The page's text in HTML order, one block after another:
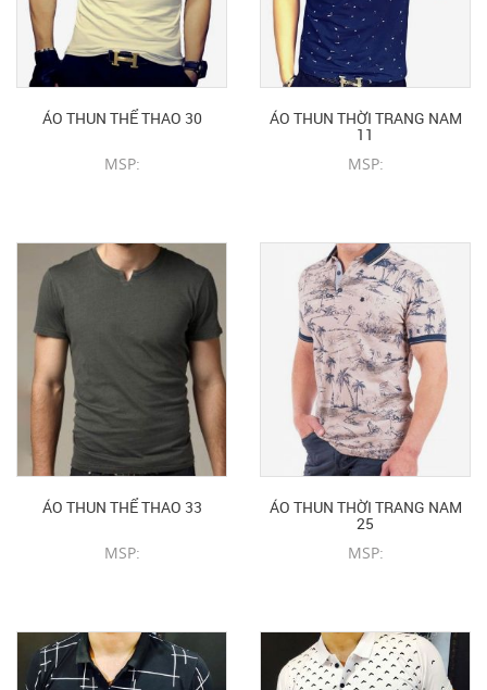
ÁO THUN THỂ THAO 30
MSP:
ÁO THUN THỜI TRANG NAM
11
MSP:
ÁO THUN THỂ THAO 33
MSP:
ÁO THUN THỜI TRANG NAM
25
MSP: